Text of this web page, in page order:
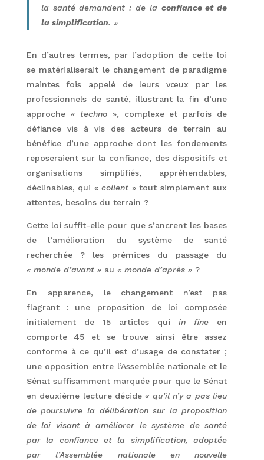
la santé demandent : de la confiance et de
la simplification. »
En d’autres termes, par l’adoption de cette loi
se matérialiserait le changement de paradigme
maintes fois appelé de leurs vœux par les
professionnels de santé, illustrant la fin d’une
approche « techno », complexe et parfois de
défiance vis à vis des acteurs de terrain au
bénéfice d’une approche dont les fondements
reposeraient sur la confiance, des dispositifs et
organisations simplifiés, appréhendables,
déclinables, qui «collent » tout simplement aux
attentes, besoins du terrain ?
Cette loi suffit-elle pour que s’ancrent les bases
de l’amélioration du système de santé
recherchée ? les prémices du passage du
« monde d’avant »au « monde d’après »?
En apparence, le changement n’est pas
flagrant : une proposition de loi composée
initialement de 15 articles quiin fine en
comporte 45 et se trouve ainsi être assez
conforme à ce qu’il est d’usage de constater ;
une opposition entre l’Assemblée nationale et le
Sénat suffisamment marquée pour que le Sénat
en deuxième lecture décide« qu’il n’y a pas lieu
de poursuivre la délibération sur la proposition
de loi visant à améliorer le système de santé
par la confiance et la simplification, adoptée
par l’Assemblée nationale en nouvelle